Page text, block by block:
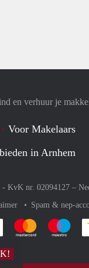
en verhuur je
Voor Makelaars
in Arnhem
KvK nr. 02094127 –
Spam & nep-
Je rekent gemakkelijk af
Je rekent Je